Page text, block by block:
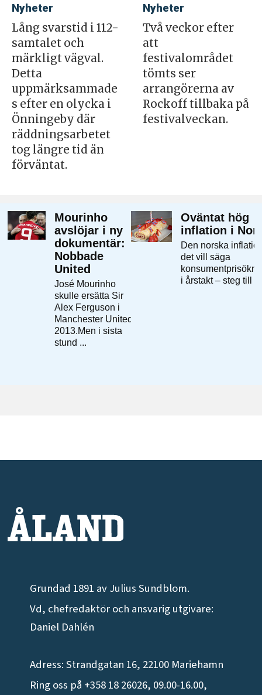
Nyheter
Lång svarstid i 112-
samtalet och
märkligt vägval.
Detta
uppmärksammade
s efter en olycka i
Önningeby där
räddningsarbetet
tog längre tid än
förväntat.
Nyheter
Två veckor efter
att
festivalområdet
tömts ser
arrangörerna av
Rockoff tillbaka på
festivalveckan.
Grundad 1891 av Julius Sundblom.
Vd, chefredaktör och ansvarig utgivare:
Daniel Dahlén
Adress: Strandgatan 16, 22100 Mariehamn
Ring oss på +358 18 26026, 09.00-16.00,